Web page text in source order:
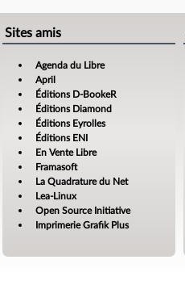
Sites amis
Agenda du Libre
April
Éditions D-BookeR
Éditions Diamond
Éditions Eyrolles
Éditions ENI
En Vente Libre
Framasoft
La Quadrature du Net
Lea-Linux
Open Source Initiative
Imprimerie Grafik Plus